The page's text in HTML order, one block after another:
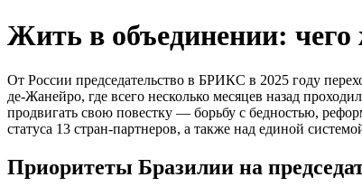
Жить в объединении:
От России председательство в БРИКС в 2025 году
де-Жанейро, где всего несколько месяцев назад
продвигать свою повестку — борьбу с бедностью,
статуса 13 стран-партнеров, а также над единой
Приоритеты Бразилии на